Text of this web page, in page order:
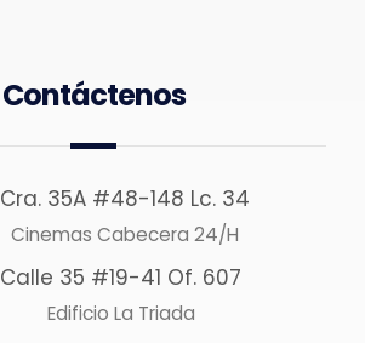
Contáctenos
Cra. 35A #48-148 Lc. 34
Cinemas Cabecera 24/H
Calle 35 #19-41 Of. 607
Edificio La Triada